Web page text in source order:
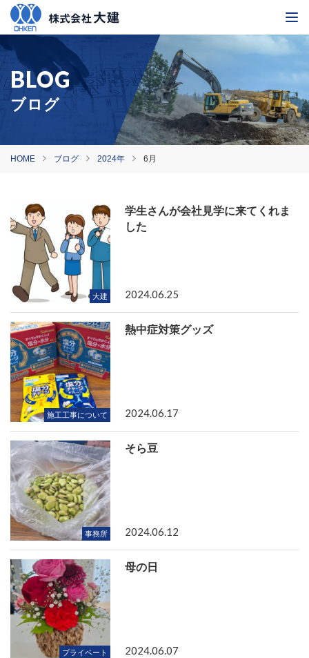
ブログ
HOME ブログ 2024年 6月
大建
学生さんが会社見学に来てくれま
した
2024.06.25
施工工事について
熱中症対策グッズ
2024.06.17
事務所
そら豆
2024.06.12
プライベート
母の日
2024.06.07